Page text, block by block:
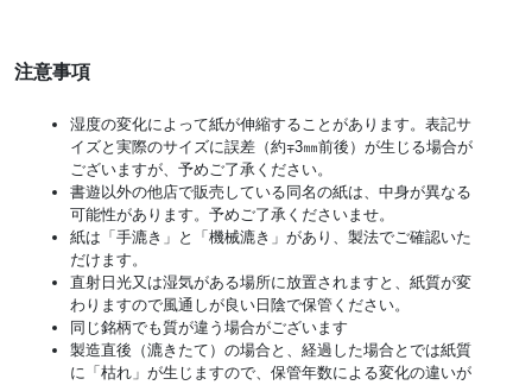
注意事項
湿度の変化によって紙が伸縮することがあります。表記サ
イズと実際のサイズに誤差（約∓3㎜前後）が生じる場合が
ございますが、予めご了承ください。
書遊以外の他店で販売している同名の紙は、中身が異なる
可能性があります。予めご了承くださいませ。
紙は「手漉き」と「機械漉き」があり、製法でご確認いた
だけます。
直射日光又は湿気がある場所に放置されますと、紙質が変
わりますので風通しが良い日陰で保管ください。
同じ銘柄でも質が違う場合がございます
製造直後（漉きたて）の場合と、経過した場合とでは紙質
に「枯れ」が生じますので、保管年数による変化の違いが